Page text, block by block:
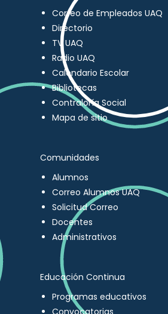
Correo de Empleados UAQ
Directorio
TV UAQ
Radio UAQ
Calendario Escolar
Bibliotecas
Contraloría Social
Mapa de sitio
Comunidades
Alumnos
Correo Alumnos UAQ
Solicitud Correo
Docentes
Administrativos
Educación Continua
Programas educativos
Convocatorias